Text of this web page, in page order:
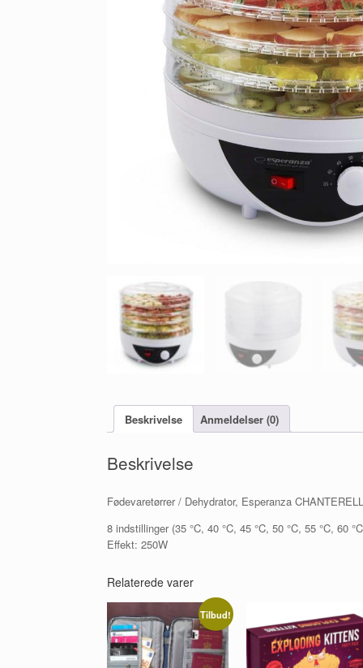
Beskrivelse Anmeldelser (0)
Beskrivelse
Fødevaretørrer / Dehydrator, Esperanza
8 indstillinger (35 °C, 40 °C, 45 °C, 50 °C, 55 °C, 60
Effekt: 250W
Relaterede varer
Tilbud!